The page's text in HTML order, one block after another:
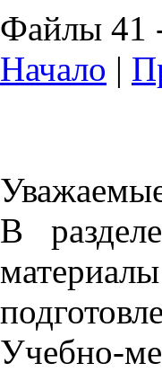
Файлы 41
Начало |
В
Учебно-